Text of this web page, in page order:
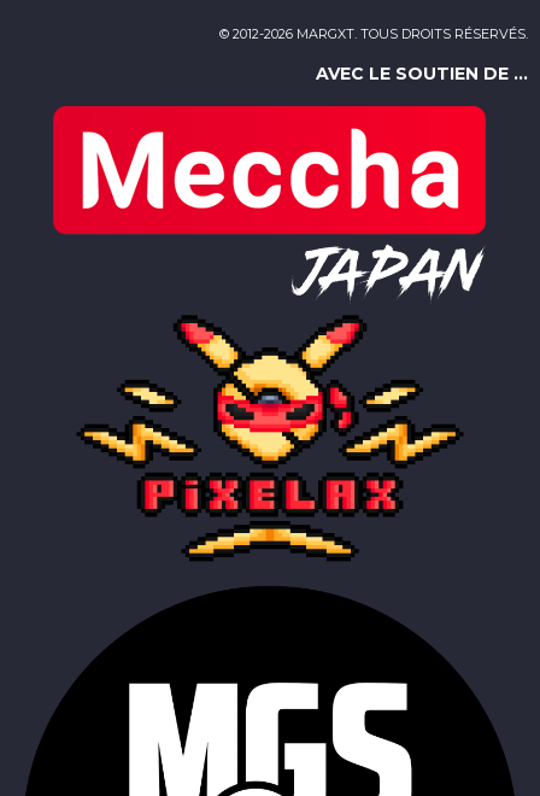
© 2012-2026 MARGXT. TOUS DROITS RÉSERVÉS.
AVEC LE SOUTIEN DE ...